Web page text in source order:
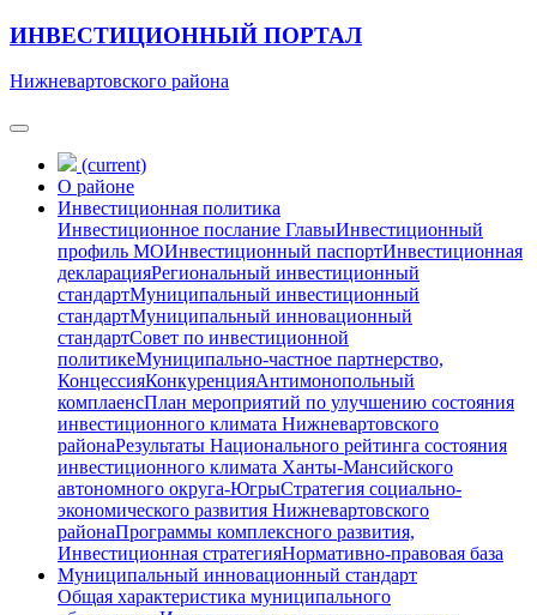
ИНВЕСТИЦИОННЫЙ ПОРТАЛ
Нижневартовского района
(current)
О районе
Инвестиционная политика
Инвестиционное послание ГлавыИнвестиционный
профиль МОИнвестиционный паспортИнвестиционная
декларацияРегиональный инвестиционный
стандартМуниципальный инвестиционный
стандартМуниципальный инновационный
стандартСовет по инвестиционной
политикеМуниципально-частное партнерство,
КонцессияКонкуренцияАнтимонопольный
комплаенсПлан мероприятий по улучшению состояния
инвестиционного климата Нижневартовского
районаРезультаты Национального рейтинга состояния
инвестиционного климата Ханты-Мансийского
автономного округа-ЮгрыСтратегия социально-
экономического развития Нижневартовского
районаПрограммы комплексного развития,
Инвестиционная стратегияНормативно-правовая база
Муниципальный инновационный стандарт
Общая характеристика муниципального